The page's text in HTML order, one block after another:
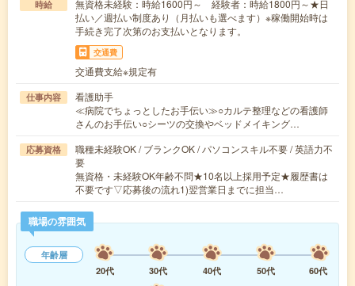
時給
無資格未経験：時給1600円～ 経験者：時給1800円～★日
払い／週払い制度あり（月払いも選べます）※稼働開始時は
手続き完了次第のお支払いとなります。
交通費
交通費支給※規定有
仕事内容
看護助手
≪病院でちょっとしたお手伝い≫○カルテ整理などの看護師
さんのお手伝い○シーツの交換やベッドメイキング…
応募資格
職種未経験OK / ブランクOK / パソコンスキル不要 / 英語力不
要
無資格・未経験OK年齢不問★10名以上採用予定★履歴書は
不要です▽応募後の流れ1)翌営業日までに担当…
職場の雰囲気
年齢層
20代
30代 40代 50代
60代